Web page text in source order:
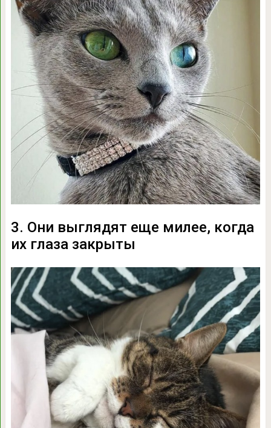
3. Они выглядят еще милее, когда
их глаза закрыты